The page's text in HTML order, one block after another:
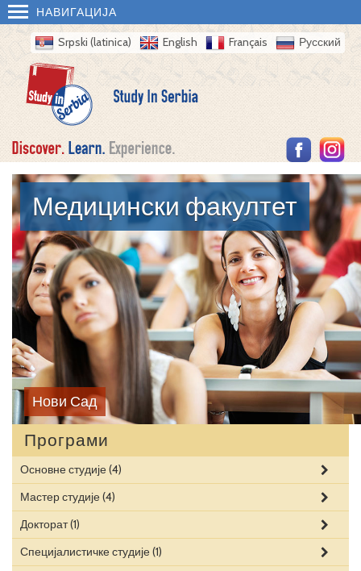
НАВИГАЦИЈА
Srpski (latinica) English Français Русский
Медицински факултет
Нови Сад
Програми
Основне студије(4)
Мастер студије(4)
Докторат(1)
Специјалистичке студије(1)